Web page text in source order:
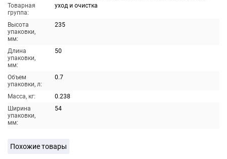
Товарная
группа:
уход и очистка
Высота
упаковки,
мм:
235
Длина
упаковки,
мм:
50
Объем
упаковки, л:
0.7
Масса, кг:
0.238
Ширина
упаковки,
мм:
54
Похожие товары